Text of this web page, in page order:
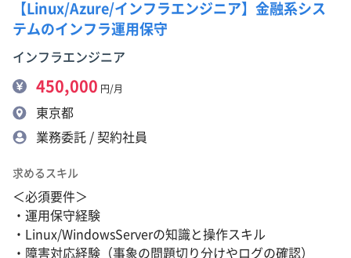
【Linux/Azure/インフラエンジニア】金融系シス
テムのインフラ運用保守
インフラエンジニア
450,000 円/月
東京都
業務委託 / 契約社員
求めるスキル
＜必須要件＞
・運用保守経験
・Linux/WindowsServerの知識と操作スキル
・障害対応経験（事象の問題切り分けやログの確認）